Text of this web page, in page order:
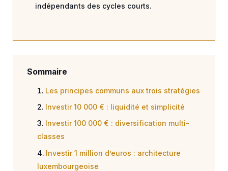
indépendants des cycles courts.
Sommaire
Les principes communs aux trois stratégies
Investir 10 000 € : liquidité et simplicité
Investir 100 000 € : diversification multi-
classes
Investir 1 million d’euros : architecture
luxembourgeoise